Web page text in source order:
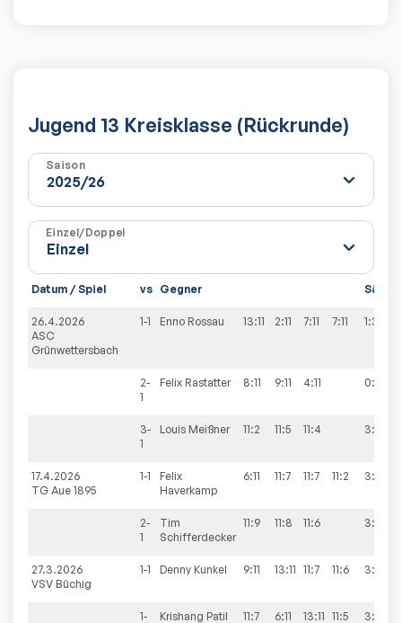
Jugend 13 Kreisklasse (Rückrunde)
Saison
Einzel/Doppel
Datum / Spiel vs Gegner Sätze
26.4.2026
ASC
Grünwettersbach
1-1 Enno Rossau 13:11 2:11 7:11 7:11 1:3
2-
1
Felix Rastatter 8:11 9:11 4:11 0:3
3-
1
Louis Meißner 11:2 11:5 11:4 3:0
17.4.2026
TG Aue 1895
1-1
Felix
Haverkamp
6:11 11:7 11:7 11:2 3:1
2-
1
Tim
Schifferdecker
11:9 11:8 11:6 3:0
27.3.2026
VSV Büchig
1-1 Denny Kunkel 9:11 13:11 11:7 11:6 3:1
1- Krishang Patil 11:7 6:11 13:11 11:5 3:1